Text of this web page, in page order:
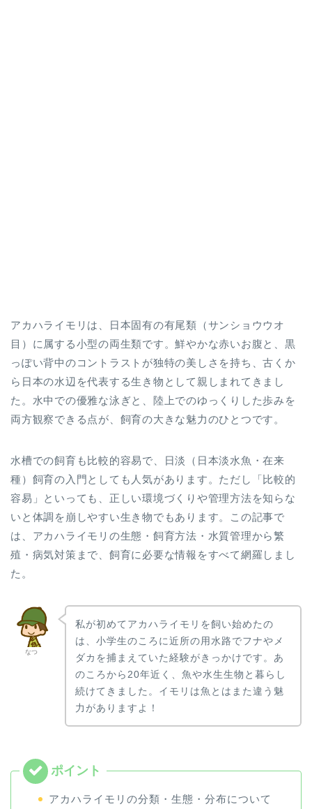
アカハライモリは、日本固有の有尾類（サンショウウオ
目）に属する小型の両生類です。鮮やかな赤いお腹と、黒
っぽい背中のコントラストが独特の美しさを持ち、古くか
ら日本の水辺を代表する生き物として親しまれてきまし
た。水中での優雅な泳ぎと、陸上でのゆっくりした歩みを
両方観察できる点が、飼育の大きな魅力のひとつです。
水槽での飼育も比較的容易で、日淡（日本淡水魚・在来
種）飼育の入門としても人気があります。ただし「比較的
容易」といっても、正しい環境づくりや管理方法を知らな
いと体調を崩しやすい生き物でもあります。この記事で
は、アカハライモリの生態・飼育方法・水質管理から繁
殖・病気対策まで、飼育に必要な情報をすべて網羅しまし
た。
なつ
私が初めてアカハライモリを飼い始めたの
は、小学生のころに近所の用水路でフナやメ
ダカを捕まえていた経験がきっかけです。あ
のころから20年近く、魚や水生生物と暮らし
続けてきました。イモリは魚とはまた違う魅
力がありますよ！
アカハライモリの分類・生態・分布について